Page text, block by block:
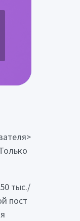
тыс./
пост